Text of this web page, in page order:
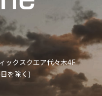
ックスクエア代々木4F
を除く)